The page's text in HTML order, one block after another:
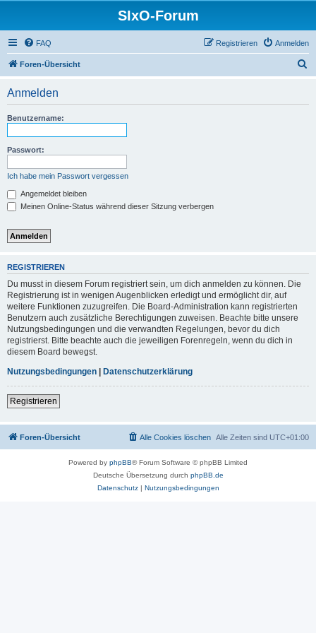
SIxO-Forum
FAQ Anmelden
Registrieren
Foren-Übersicht
Anmelden
Benutzername:
Passwort:
Ich habe mein Passwort vergessen
Angemeldet bleiben
Meinen Online-Status während dieser Sitzung verbergen
REGISTRIEREN
Du musst in diesem Forum registriert sein, um dich anmelden zu können. Die
Registrierung ist in wenigen Augenblicken erledigt und ermöglicht dir, auf
weitere Funktionen zuzugreifen. Die Board-Administration kann registrierten
Benutzern auch zusätzliche Berechtigungen zuweisen. Beachte bitte unsere
Nutzungsbedingungen und die verwandten Regelungen, bevor du dich
registrierst. Bitte beachte auch die jeweiligen Forenregeln, wenn du dich in
diesem Board bewegst.
Nutzungsbedingungen | Datenschutzerklärung
Registrieren
Foren-Übersicht Alle Zeiten sind UTC+01:00
Alle Cookies löschen
Powered by phpBB® Forum Software © phpBB Limited
Deutsche Übersetzung durch phpBB.de
Datenschutz| Nutzungsbedingungen